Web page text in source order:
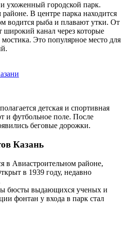
ухоженный городской парк.
В центре парка находится
водится рыба и плавают утки. От
широкий канал через которые
Это популярное место для
детская и спортивная
и футбольное поле. После
беговые дорожки.
Казань
в Авиастроительном районе,
в 1939 году, недавно
бюсты выдающихся ученых и
фонтан у входа в парк стал